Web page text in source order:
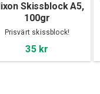
Skissblock A5,
100gr
Prisvärt skissblock!
35 kr